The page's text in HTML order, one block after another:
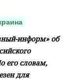
информ» об
его словам,
для